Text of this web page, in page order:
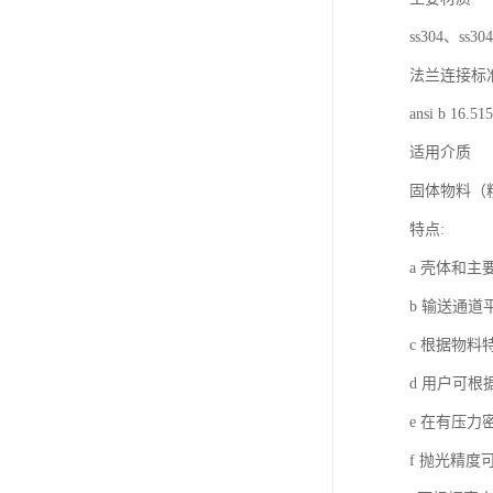
ss304、
法兰连接标
ansi b
适用介质
固体物料
特点:
a 壳体和主
b 输送通道
c 根据物料
d 用户可根
e 在有压力
f 抛光精度